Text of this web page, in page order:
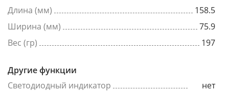
Длина (мм)
158.5
Ширина (мм)
75.9
Вес (гр)
197
Другие функции
Светодиодный индикатор
нет